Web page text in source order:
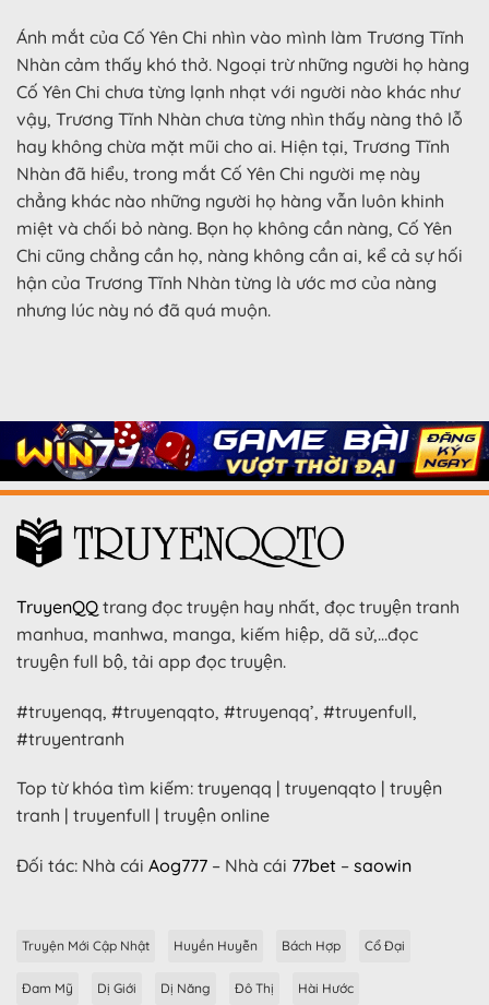
Ánh mắt của Cố Yên Chi nhìn vào mình làm Trương Tĩnh
Nhàn cảm thấy khó thở. Ngoại trừ những người họ hàng
Cố Yên Chi chưa từng lạnh nhạt với người nào khác như
vậy, Trương Tĩnh Nhàn chưa từng nhìn thấy nàng thô lỗ
hay không chừa mặt mũi cho ai. Hiện tại, Trương Tĩnh
Nhàn đã hiểu, trong mắt Cố Yên Chi người mẹ này
chẳng khác nào những người họ hàng vẫn luôn khinh
miệt và chối bỏ nàng. Bọn họ không cần nàng, Cố Yên
Chi cũng chẳng cần họ, nàng không cần ai, kể cả sự hối
hận của Trương Tĩnh Nhàn từng là ước mơ của nàng
nhưng lúc này nó đã quá muộn.
TruyenQQ trang đọc truyện hay nhất, đọc truyện tranh
manhua, manhwa, manga, kiếm hiệp, dã sử,…đọc
truyện full bộ, tải app đọc truyện.
#truyenqq, #truyenqqto, #truyenqq’, #truyenfull,
#truyentranh
Top từ khóa tìm kiếm: truyenqq | truyenqqto | truyện
tranh | truyenfull | truyện online
Đối tác: Nhà cái Aog777 – Nhà cái 77bet – saowin
Truyện Mới Cập Nhật Huyền Huyễn Bách Hợp Cổ Đại
Đam Mỹ Dị Giới Dị Năng Đô Thị Hài Hước